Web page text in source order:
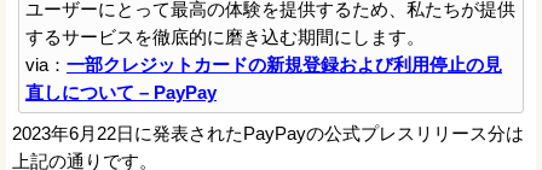
ユーザーにとって最高の体験を提供するため、私たちが提供
するサービスを徹底的に磨き込む期間にします。
via： 一部クレジットカードの新規登録および利用停止の見
直しについて – PayPay
2023年6月22日に発表されたPayPayの公式プレスリリース分は
上記の通りです。